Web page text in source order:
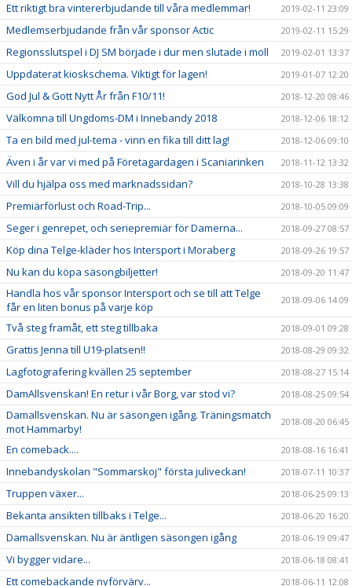
Ett riktigt bra vintererbjudande till våra medlemmar! 2019-02-11 23:09
Medlemserbjudande från vår sponsor Actic 2019-02-11 15:29
Regionsslutspel i DJ SM började i dur men slutade i moll 2019-02-01 13:37
Uppdaterat kioskschema. Viktigt för lagen! 2019-01-07 12:20
God Jul & Gott Nytt År från F10/11! 2018-12-20 08:46
Välkomna till Ungdoms-DM i Innebandy 2018 2018-12-06 18:12
Ta en bild med jul-tema - vinn en fika till ditt lag! 2018-12-06 09:10
Även i år var vi med på Företagardagen i Scaniarinken 2018-11-12 13:32
Vill du hjälpa oss med marknadssidan? 2018-10-28 13:38
Premiärförlust och Road-Trip... 2018-10-05 09:09
Seger i genrepet, och seriepremiär för Damerna... 2018-09-27 08:57
Köp dina Telge-kläder hos Intersport i Moraberg 2018-09-26 19:57
Nu kan du köpa säsongbiljetter! 2018-09-20 11:47
Handla hos vår sponsor Intersport och se till att Telge
får en liten bonus på varje köp
2018-09-06 14:09
Två steg framåt, ett steg tillbaka 2018-09-01 09:28
Grattis Jenna till U19-platsen!! 2018-08-29 09:32
Lagfotografering kvällen 25 september 2018-08-27 15:14
DamAllsvenskan! En retur i vår Borg, var stod vi? 2018-08-25 09:54
Damallsvenskan. Nu är säsongen igång. Träningsmatch
mot Hammarby!
2018-08-20 06:45
En comeback.... 2018-08-16 16:41
Innebandyskolan "Sommarskoj" första juliveckan! 2018-07-11 10:37
Truppen växer... 2018-06-25 09:13
Bekanta ansikten tillbaks i Telge... 2018-06-20 16:20
Damallsvenskan. Nu är äntligen säsongen igång 2018-06-19 09:47
Vi bygger vidare... 2018-06-18 08:41
Ett comebackande nyförvärv... 2018-06-11 12:08